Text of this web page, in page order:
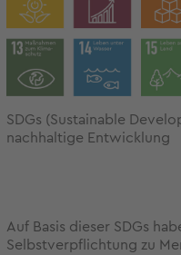
SDGs (Sustainable
nachhaltige Entwicklung
Auf Basis dieser SDGs
Selbstverpflichtung zu